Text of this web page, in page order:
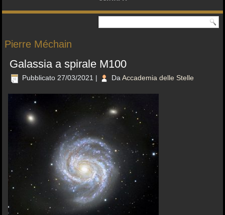
Pierre Méchain
Galassia a spirale M100
Pubblicato 27/03/2021 | Da Accademia delle Stelle